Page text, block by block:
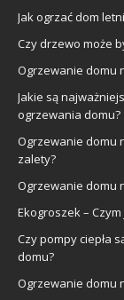
Jak ogrzać dom
Czy drzewo może
Ogrzewanie domu
Jakie są
ogrzewania domu?
Ogrzewanie domu
zalety?
Ogrzewanie domu
Ekogroszek –
Czy pompy ciepła
domu?
Ogrzewanie domu